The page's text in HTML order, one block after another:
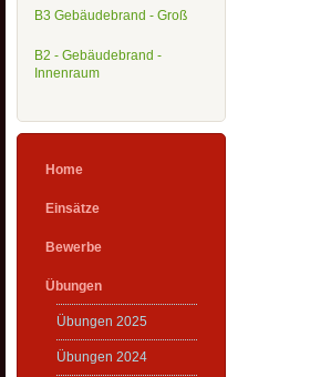
B3 Gebäudebrand - Groß
B2 - Gebäudebrand -
Innenraum
Home
Einsätze
Bewerbe
Übungen
Übungen 2025
Übungen 2024